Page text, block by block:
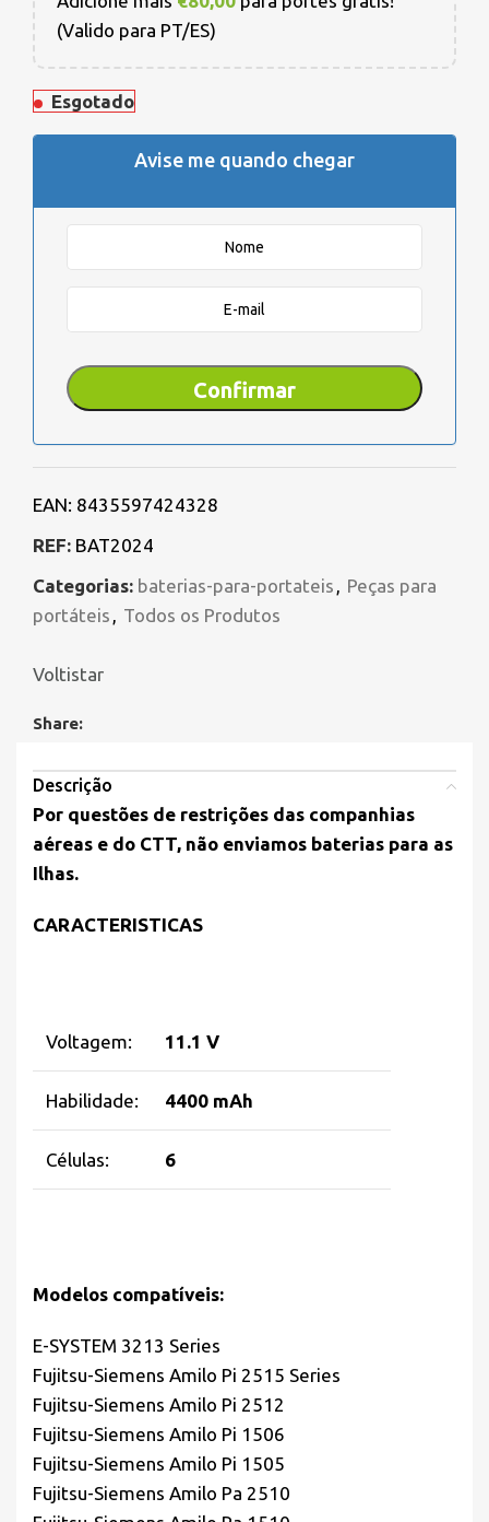
(Valido para PT/ES)
Esgotado
Avise me quando chegar
EAN: 8435597424328
REF: BAT2024
Categorias: baterias-para-portateis , Peças para
portáteis , Todos os Produtos
Voltistar
Share:
Descrição
Por questões de restrições das companhias
aéreas e do CTT, não enviamos baterias para as
Ilhas.
CARACTERISTICAS
Voltagem: 11.1 V
Habilidade: 4400 mAh
Células: 6
Modelos compatíveis:
E-SYSTEM 3213 Series
Fujitsu-Siemens Amilo Pi 2515 Series
Fujitsu-Siemens Amilo Pi 2512
Fujitsu-Siemens Amilo Pi 1506
Fujitsu-Siemens Amilo Pi 1505
Fujitsu-Siemens Amilo Pa 2510